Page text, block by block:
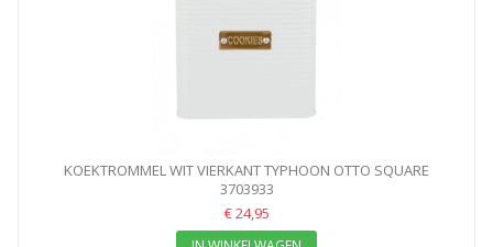
KOEKTROMMEL WIT VIERKANT TYPHOON OTTO SQUARE
3703933
€ 24,95